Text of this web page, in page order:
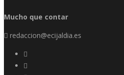
Mucho que contar
redaccion@ecijaldia.es